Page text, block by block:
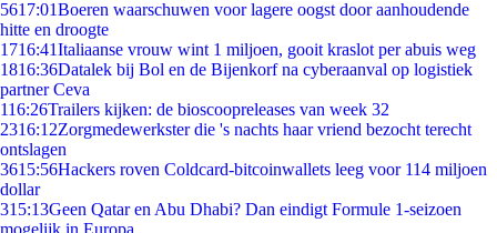
5617:01Boeren waarschuwen voor lagere oogst door aanhoudende
hitte en droogte
1716:41Italiaanse vrouw wint 1 miljoen, gooit kraslot per abuis weg
1816:36Datalek bij Bol en de Bijenkorf na cyberaanval op logistiek
partner Ceva
116:26Trailers kijken: de bioscoopreleases van week 32
2316:12Zorgmedewerkster die 's nachts haar vriend bezocht terecht
ontslagen
3615:56Hackers roven Coldcard-bitcoinwallets leeg voor 114 miljoen
dollar
315:13Geen Qatar en Abu Dhabi? Dan eindigt Formule 1-seizoen
mogelijk in Europa